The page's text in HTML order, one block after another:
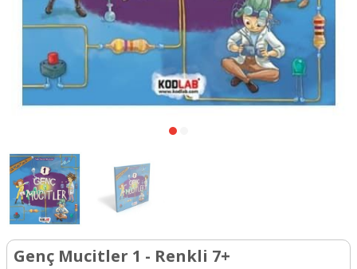
Genç Mucitler 1 - Renkli 7+